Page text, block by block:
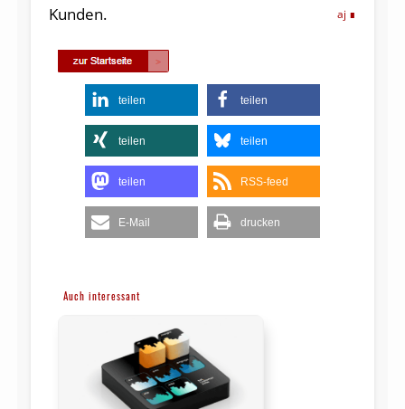
Kunden.
aj
teilen teilen
teilen teilen
teilen RSS-feed
E-Mail drucken
Auch interessant